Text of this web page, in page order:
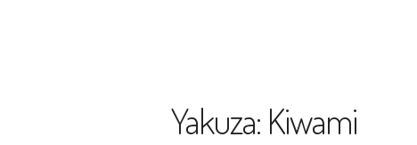
Yakuza: Kiwami